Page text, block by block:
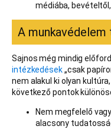
médiába,
A munkavédelem
Sajnos még mindig
intézkedések„csak
nem alakul ki olyan
következő pontok
Nem megfelelő
alacsony